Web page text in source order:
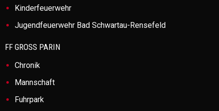
Kinderfeuerwehr
Jugendfeuerwehr Bad Schwartau-Rensefeld
FF GROSS PARIN
Chronik
Mannschaft
Fuhrpark